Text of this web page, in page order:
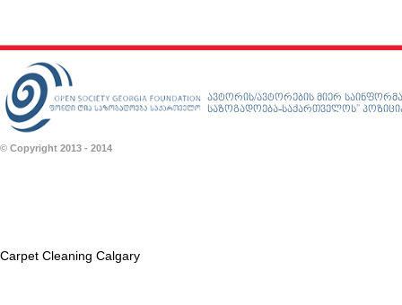
ავტორის/ავტორების მიერ
საზოგადოება-საქართველოს”
© Copyright 2013 - 2014
Carpet Cleaning Calgary